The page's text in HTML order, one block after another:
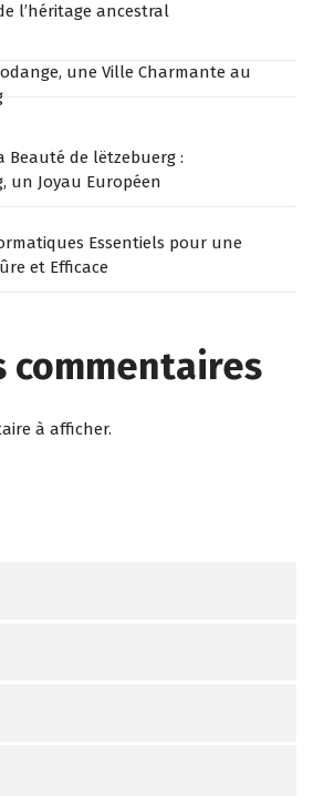
l’héritage ancestral
une Ville Charmante au
Beauté de lëtzebuerg :
un Joyau Européen
Essentiels pour une
et Efficace
commentaires
à afficher.